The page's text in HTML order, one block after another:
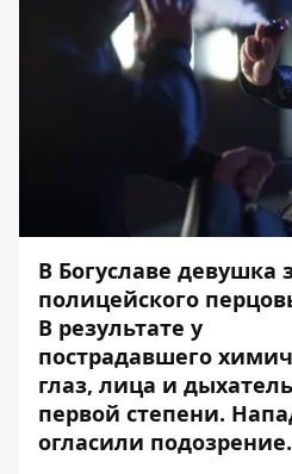
В Богуславе девушка
полицейского
В результате у
пострадавшего
глаз, лица и
первой степени.
огласили подозрение.